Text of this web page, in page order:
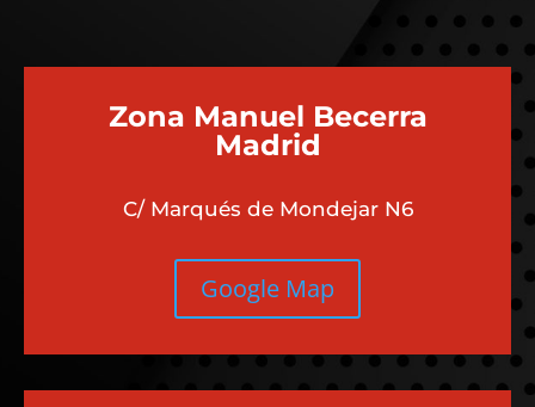
Zona Manuel Becerra
Madrid
C/ Marqués de Mondejar N6
Google Map